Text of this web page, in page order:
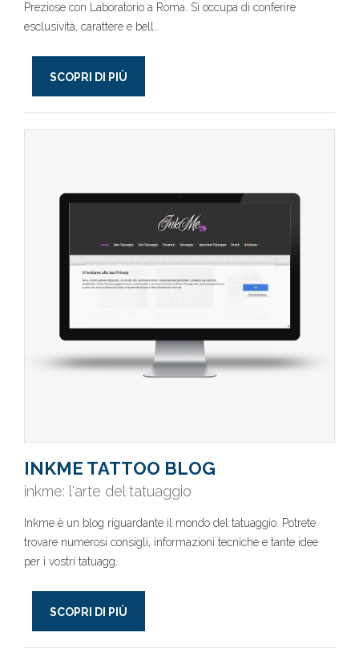
Preziose con Laboratorio a Roma. Si occupa di conferire
esclusività, carattere e bell..
SCOPRI DI PIÙ
INKME TATTOO BLOG
inkme: l'arte del tatuaggio
Inkme è un blog riguardante il mondo del tatuaggio. Potrete
trovare numerosi consigli, informazioni tecniche e tante idee
per i vostri tatuagg..
SCOPRI DI PIÙ